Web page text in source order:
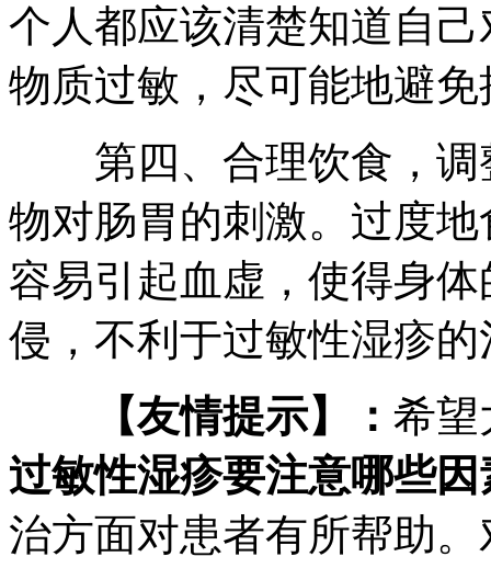
个人都应该清楚知道自
物质过敏，尽可能地避
第四、合理饮食，调
物对肠胃的刺激。过度
容易引起血虚，使得身
侵，不利于过敏性湿疹的
【友情提示】： 希望
过敏性湿疹要注意哪些因
治方面对患者有所帮助